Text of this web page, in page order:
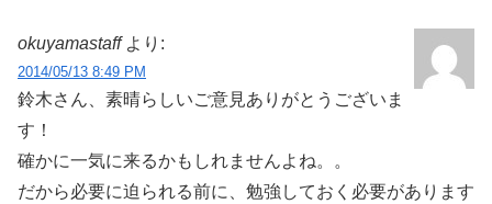
okuyamastaff より:
2014/05/13 8:49 PM
鈴木さん、素晴らしいご意見ありがとうございま
す！
確かに一気に来るかもしれませんよね。。
だから必要に迫られる前に、勉強しておく必要があります